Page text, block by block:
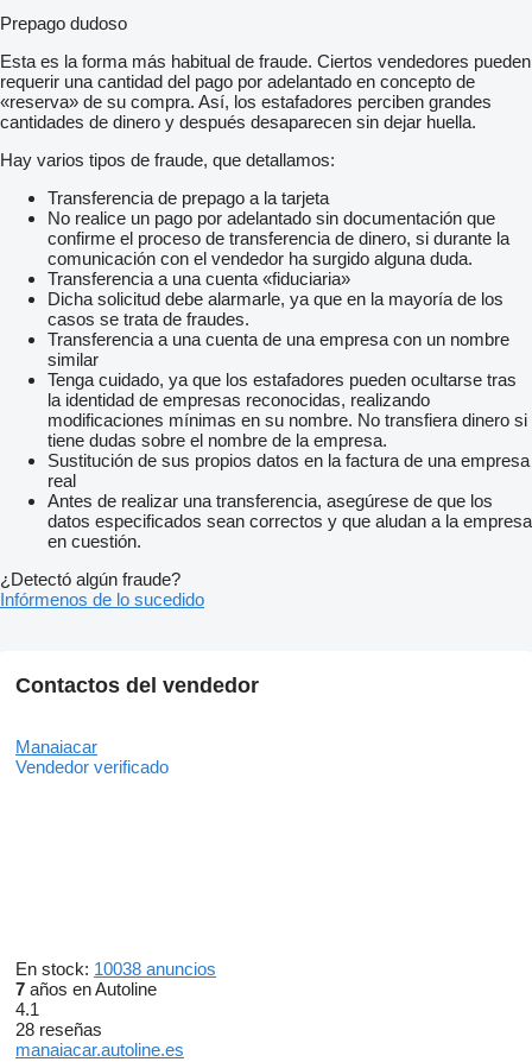
Prepago dudoso
Esta es la forma más habitual de fraude. Ciertos vendedores pueden
requerir una cantidad del pago por adelantado en concepto de
«reserva» de su compra. Así, los estafadores perciben grandes
cantidades de dinero y después desaparecen sin dejar huella.
Hay varios tipos de fraude, que detallamos:
Transferencia de prepago a la tarjeta
No realice un pago por adelantado sin documentación que
confirme el proceso de transferencia de dinero, si durante la
comunicación con el vendedor ha surgido alguna duda.
Transferencia a una cuenta «fiduciaria»
Dicha solicitud debe alarmarle, ya que en la mayoría de los
casos se trata de fraudes.
Transferencia a una cuenta de una empresa con un nombre
similar
Tenga cuidado, ya que los estafadores pueden ocultarse tras
la identidad de empresas reconocidas, realizando
modificaciones mínimas en su nombre. No transfiera dinero si
tiene dudas sobre el nombre de la empresa.
Sustitución de sus propios datos en la factura de una empresa
real
Antes de realizar una transferencia, asegúrese de que los
datos especificados sean correctos y que aludan a la empresa
en cuestión.
¿Detectó algún fraude?
Infórmenos de lo sucedido
Contactos del vendedor
Manaiacar
Vendedor verificado
En stock: 10038 anuncios
7 años en Autoline
4.1
28 reseñas
manaiacar.autoline.es